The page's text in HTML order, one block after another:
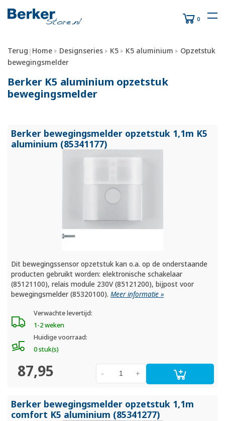
0
Terug | Home Designseries K5 K5 aluminium
Opzetstuk
bewegingsmelder
Berker K5 aluminium opzetstuk
bewegingsmelder
Berker bewegingsmelder opzetstuk 1,1m K5
aluminium (85341177)
Dit bewegingssensor opzetstuk kan o.a. op de onderstaande
producten gebruikt worden: elektronische schakelaar
(85121100), relais module 230V (85121200), bijpost voor
bewegingsmelder (85320100).Meer informatie »
Verwachte levertijd:
1-2 weken
Huidige voorraad:
0 stuk(s)
87,95 +
-
Berker bewegingsmelder opzetstuk 1,1m
comfort K5 aluminium (85341277)